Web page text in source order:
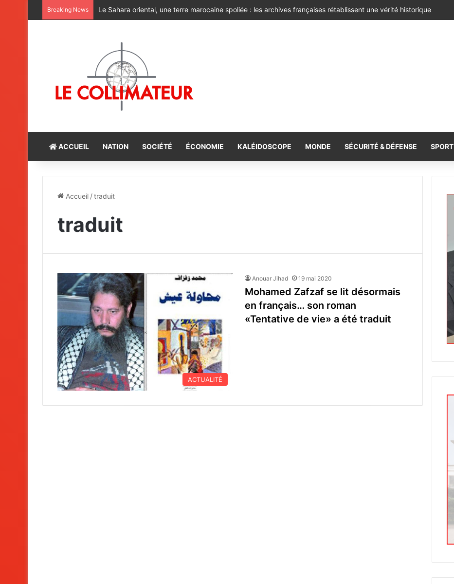
Breaking News Le Sahara oriental, une terre marocaine spoliée : les archives françaises rétablissent une vérité historique
ACCUEIL NATION SOCIÉTÉ ÉCONOMIE KALÉIDOSCOPE MONDE SÉCURITÉ & DÉFENSE SPORT
Accueil /traduit
traduit
ACTUALITÉ
Anouar Jihad 19 mai 2020
Mohamed Zafzaf se lit désormais
en français… son roman
«Tentative de vie» a été traduit